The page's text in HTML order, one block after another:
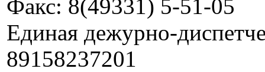
Факс: 8(49331) 5-51-05
Единая дежурно-
89158237201